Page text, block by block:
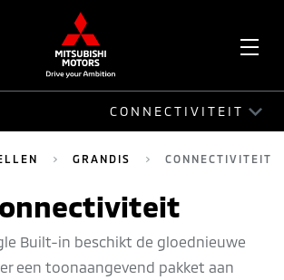
CONNECTIVITEIT
INTERIEUR
GRANDIS CONNECTIVITEIT
Built-in beschikt de gloednieuwe
een toonaangevend pakket aan